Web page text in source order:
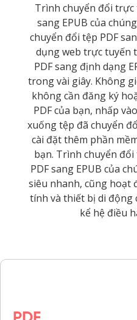
Trình chuyển đổi trực
sang EPUB của
chuyển đổi tệp PDF
dụng web trực tuyến
PDF sang định dạng
trong vài giây. Không
không cần đăng ký
PDF của bạn, nhấp
xuống tệp đã chuyển
cài đặt thêm phần
bạn. Trình chuyển
PDF sang EPUB của
siêu nhanh, cũng hoạt
tính và thiết bị di
kể hệ điều